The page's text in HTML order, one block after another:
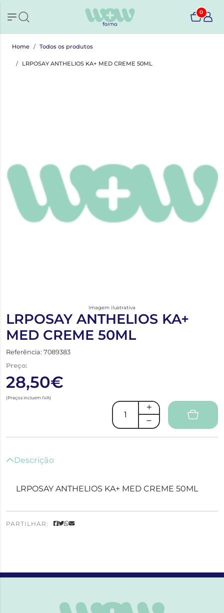
0
Home Todos os produtos
LRPOSAY ANTHELIOS KA+ MED CREME 50ML
Imagem ilustrativa
LRPOSAY ANTHELIOS KA+
MED CREME 50ML
Referência: 7089383
Preço:
28,50€
(Preços incluem IVA)
Descrição
LRPOSAY ANTHELIOS KA+ MED CREME 50ML
PARTILHAR: